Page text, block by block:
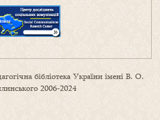
бібліотека України імені В. О.
2006-2024